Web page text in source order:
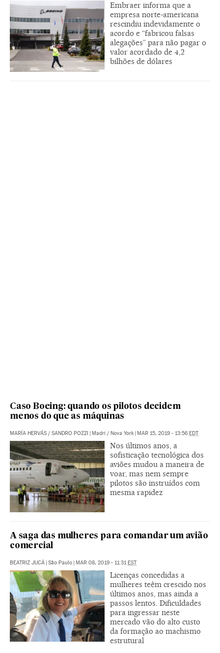
Embraer informa que a
empresa norte-americana
rescindiu indevidamente o
acordo e “fabricou falsas
alegações” para não pagar o
valor acordado de 4,2
bilhões de dólares
Caso Boeing: quando os pilotos decidem
menos do que as máquinas
MARÍA HERVÁS / SANDRO POZZI Madri / Nova York MAR 15, 2019 - 13:56 EDT
Nos últimos anos, a
sofisticação tecnológica dos
aviões mudou a maneira de
voar, mas nem sempre
pilotos são instruídos com
mesma rapidez
A saga das mulheres para comandar um avião
comercial
BEATRIZ JUCÁ São Paulo MAR 08, 2019 - 11:31 EST
Licenças concedidas a
mulheres teêm crescido nos
últimos anos, mas ainda a
passos lentos. Dificuldades
para ingressar neste
mercado vão do alto custo
da formação ao machismo
estrutural